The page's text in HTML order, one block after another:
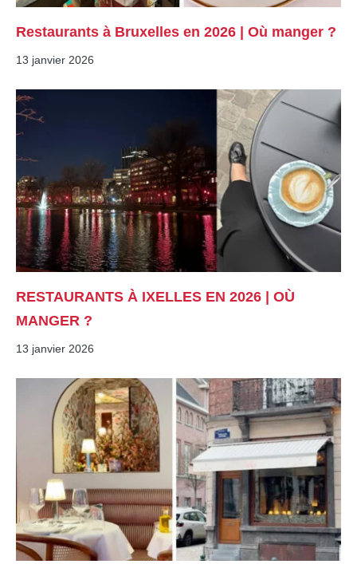
Restaurants à Bruxelles en 2026 | Où manger ?
13 janvier 2026
RESTAURANTS À IXELLES EN 2026 | OÙ
MANGER ?
13 janvier 2026